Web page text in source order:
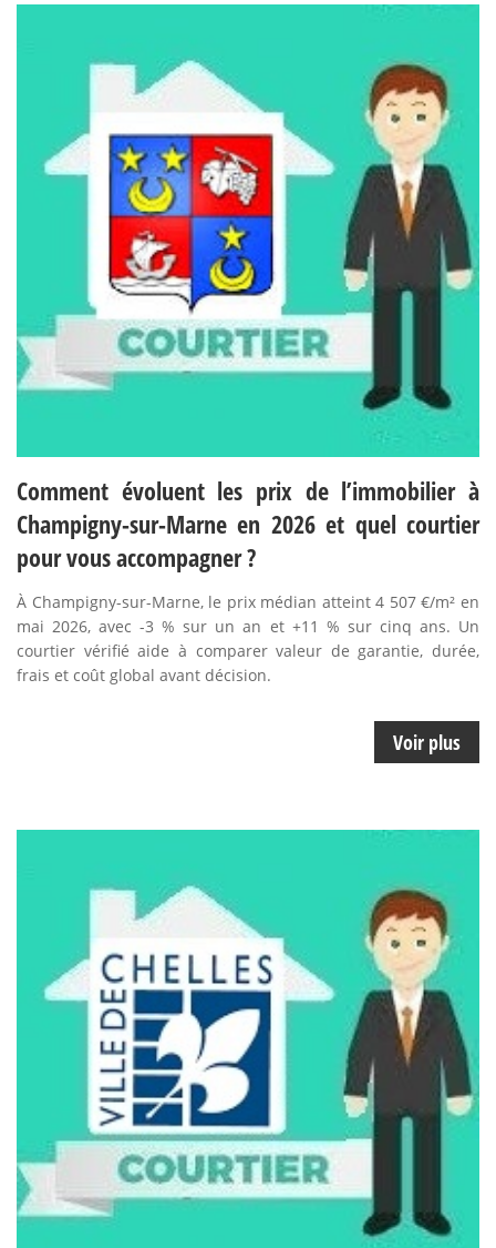
Comment évoluent les prix de l’immobilier à
Champigny-sur-Marne en 2026 et quel courtier
pour vous accompagner ?
À Champigny-sur-Marne, le prix médian atteint 4 507 €/m² en
mai 2026, avec -3 % sur un an et +11 % sur cinq ans. Un
courtier vérifié aide à comparer valeur de garantie, durée,
frais et coût global avant décision.
Voir plus